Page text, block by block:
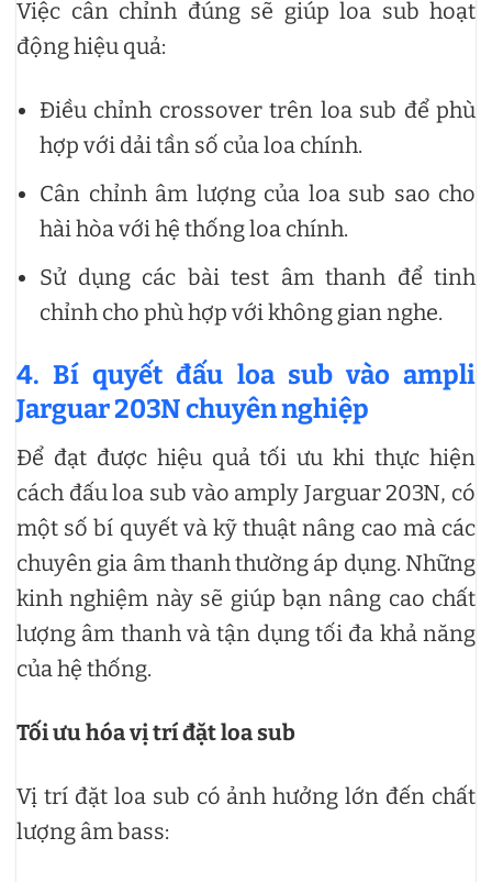
Việc cân chỉnh đúng sẽ giúp loa sub hoạt
động hiệu quả:
Điều chỉnh crossover trên loa sub để phù
hợp với dải tần số của loa chính.
Cân chỉnh âm lượng của loa sub sao cho
hài hòa với hệ thống loa chính.
Sử dụng các bài test âm thanh để tinh
chỉnh cho phù hợp với không gian nghe.
4. Bí quyết đấu loa sub vào ampli
Jarguar 203N chuyên nghiệp
Để đạt được hiệu quả tối ưu khi thực hiện
cách đấu loa sub vào amply Jarguar 203N, có
một số bí quyết và kỹ thuật nâng cao mà các
chuyên gia âm thanh thường áp dụng. Những
kinh nghiệm này sẽ giúp bạn nâng cao chất
lượng âm thanh và tận dụng tối đa khả năng
của hệ thống.
Tối ưu hóa vị trí đặt loa sub
Vị trí đặt loa sub có ảnh hưởng lớn đến chất
lượng âm bass: